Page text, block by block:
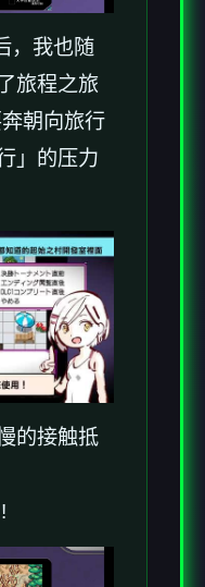
，我也随
旅程之旅
朝向旅行
」的压力
的接触抵